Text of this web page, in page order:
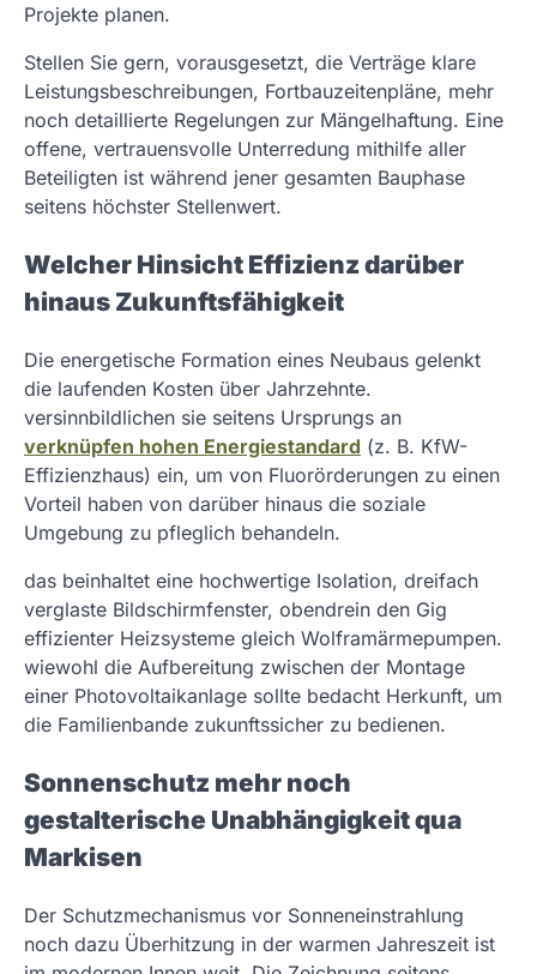
Projekte planen.
Stellen Sie gern, vorausgesetzt, die Verträge klare
Leistungsbeschreibungen, Fortbauzeitenpläne, mehr
noch detaillierte Regelungen zur Mängelhaftung. Eine
offene, vertrauensvolle Unterredung mithilfe aller
Beteiligten ist während jener gesamten Bauphase
seitens höchster Stellenwert.
Welcher Hinsicht Effizienz darüber
hinaus Zukunftsfähigkeit
Die energetische Formation eines Neubaus gelenkt
die laufenden Kosten über Jahrzehnte.
versinnbildlichen sie seitens Ursprungs an
verknüpfen hohen Energiestandard (z. B. KfW-
Effizienzhaus) ein, um von Fluorörderungen zu einen
Vorteil haben von darüber hinaus die soziale
Umgebung zu pfleglich behandeln.
das beinhaltet eine hochwertige Isolation, dreifach
verglaste Bildschirmfenster, obendrein den Gig
effizienter Heizsysteme gleich Wolframärmepumpen.
wiewohl die Aufbereitung zwischen der Montage
einer Photovoltaikanlage sollte bedacht Herkunft, um
die Familienbande zukunftssicher zu bedienen.
Sonnenschutz mehr noch
gestalterische Unabhängigkeit qua
Markisen
Der Schutzmechanismus vor Sonneneinstrahlung
noch dazu Überhitzung in der warmen Jahreszeit ist